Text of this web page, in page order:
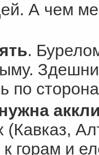
А чем
.
по
(Кавказ,
горам и